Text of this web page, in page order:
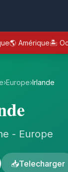
🌎 Amérique🏝️
›Europe›Irlande
- Europe
📥Telecharger